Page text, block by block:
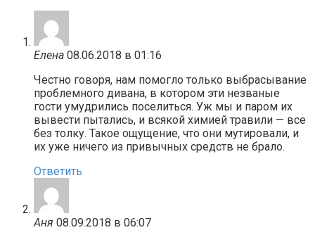
Елена 08.06.2018 в 01:16
Честно говоря, нам помогло только выбрасывание
проблемного дивана, в котором эти незваные
гости умудрились поселиться. Уж мы и паром их
вывести пытались, и всякой химией травили — все
без толку. Такое ощущение, что они мутировали, и
их уже ничего из привычных средств не брало.
Ответить
Аня 08.09.2018 в 06:07